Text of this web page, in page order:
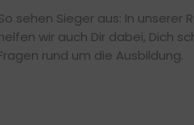
sehen Sieger aus: In unserer
wir auch Dir dabei, Dich
rund um die Ausbildung.